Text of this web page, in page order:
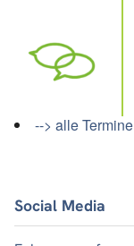
--> alle Termine
Social Media